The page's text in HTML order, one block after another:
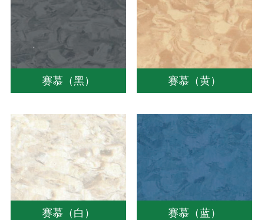
赛慕（黑） 赛慕（黄）
赛慕（白） 赛慕（蓝）